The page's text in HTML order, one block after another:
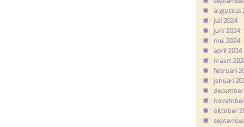
augustus
juli 2024
juni 2024
mei 2024
april 2024
maart
februari
januari
oktober